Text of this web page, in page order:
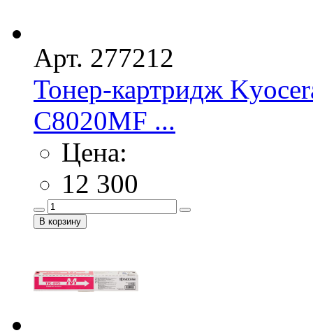
Арт. 277212
Тонер-картридж
C8020MF ...
Цена:
12 300